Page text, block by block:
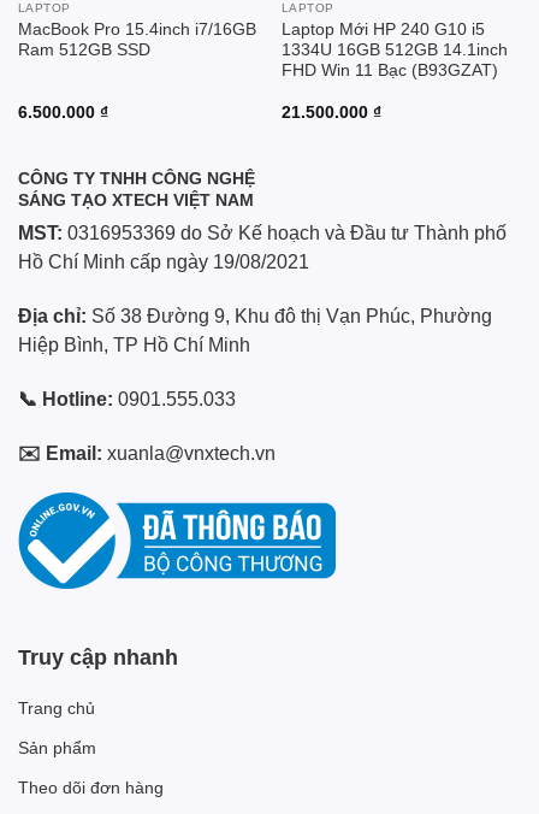
LAPTOP
MacBook Pro 15.4inch i7/16GB
Ram 512GB SSD
6.500.000 ₫
LAPTOP
Laptop Mới HP 240 G10 i5
1334U 16GB 512GB 14.1inch
FHD Win 11 Bạc (B93GZAT)
21.500.000 ₫
CÔNG TY TNHH CÔNG NGHỆ
SÁNG TẠO XTECH VIỆT NAM
MST: 0316953369 do Sở Kế hoạch và Đầu tư Thành phố
Hồ Chí Minh cấp ngày 19/08/2021
Địa chỉ: Số 38 Đường 9, Khu đô thị Vạn Phúc, Phường
Hiệp Bình, TP Hồ Chí Minh
📞 Hotline: 0901.555.033
✉️ Email: xuanla@vnxtech.vn
Truy cập nhanh
Trang chủ
Sản phẩm
Theo dõi đơn hàng